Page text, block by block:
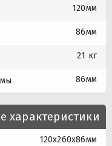
120мм
86мм
21 кг
86мм
характеристики
120x260x86мм